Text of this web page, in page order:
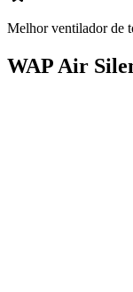
Melhor ventilador de
WAP Air